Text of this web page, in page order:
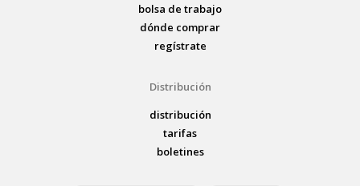
bolsa de trabajo
dónde comprar
regístrate
Distribución
distribución
tarifas
boletines